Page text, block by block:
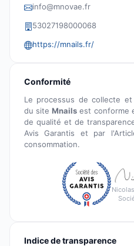
info@mnovae.fr
53027198000068
https://mnails.fr/
Conformité
Le processus de collecte
du siteMnails est conforme
de qualité et de
Avis Garantis et par
consommation.
Indice de transparence